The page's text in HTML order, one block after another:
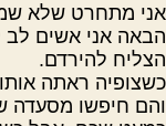
אני מתחרט שלא
הבאה אני אשים לב
הצליח להירדם.
כשצופיה ראתה
והם חיפשו מסעדה